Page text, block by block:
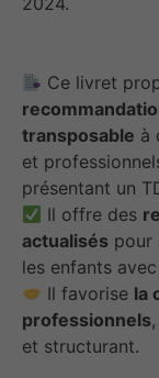
Ce livret
transposable à
et
présentant un
Il offre des
actualisés pour
les enfants
Il favorise la
professionnels
et structurant.